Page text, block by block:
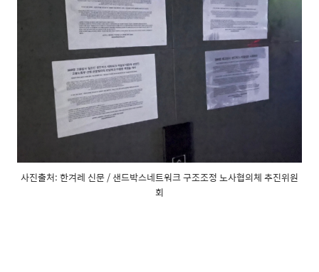
사진출처: 한겨레 신문 / 샌드박스네트워크 구조조정 노사협의체 추진위원
회